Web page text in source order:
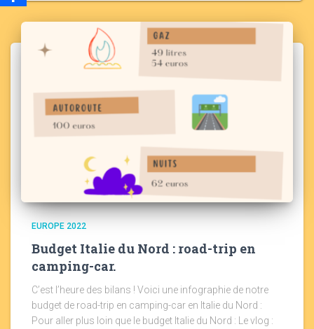
EUROPE 2022
Budget Italie du Nord : road-trip en
camping-car.
C’est l’heure des bilans ! Voici une infographie de notre
budget de road-trip en camping-car en Italie du Nord :
Pour aller plus loin que le budget Italie du Nord : Le vlog :